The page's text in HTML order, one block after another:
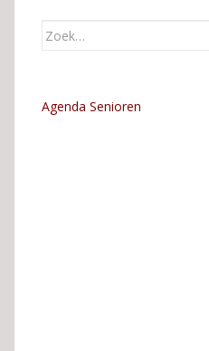
Zoek
Agenda Senioren